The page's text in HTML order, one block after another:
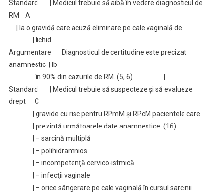
Standard | Medicul trebuie să aibă în vedere diagnosticul de
RM A
| la o gravidă care acuză eliminare pe cale vaginală de
| lichid.
Argumentare Diagnosticul de certitudine este precizat
anamnestic | Ib
în 90% din cazurile de RM. (5, 6) |
Standard | Medicul trebuie să suspecteze şi să evalueze
drept C
| gravide cu risc pentru RPmM şi RPcM pacientele care
| prezintă următoarele date anamnestice: (16)
| – sarcină multiplă
| – polihidramnios
| – incompetenţă cervico-istmică
| – infecţii vaginale
| – orice sângerare pe cale vaginală în cursul sarcinii